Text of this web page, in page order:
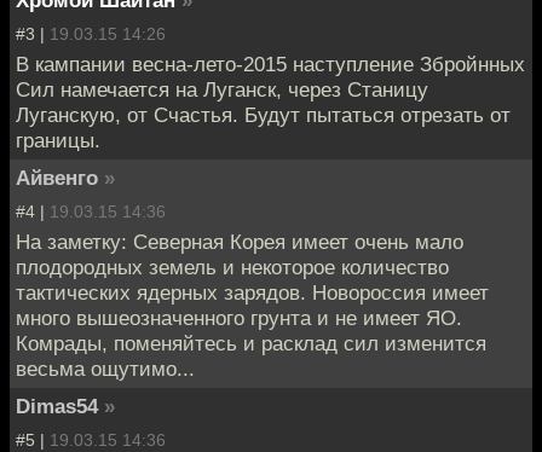
#3 | 19.03.15 14:26
В кампании весна-лето-2015 наступление Збройнных
Сил намечается на Луганск, через Станицу
Луганскую, от Счастья. Будут пытаться отрезать от
границы.
Айвенго »
#4 | 19.03.15 14:36
На заметку: Северная Корея имеет очень мало
плодородных земель и некоторое количество
тактических ядерных зарядов. Новороссия имеет
много вышеозначенного грунта и не имеет ЯО.
Комрады, поменяйтесь и расклад сил изменится
весьма ощутимо...
Dimas54 »
#5 | 19.03.15 14:36